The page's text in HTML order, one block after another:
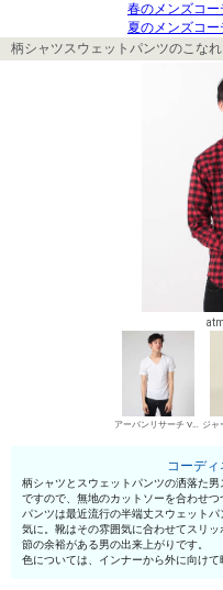
春のメンズコ
夏のメンズコ
柄シャツスウェットパンツのこな
アーバンリサーチ VネックTシャツ
コーディ
柄シャツとスウェットパンツの洒落た
ですので、無地のカットソーを合わせ
パンツは最近流行の半端丈スウェット
気に。靴はその雰囲気に合わせてスリ
節の余裕がある男の出来上がりです。
色については、インナーから外に向けて